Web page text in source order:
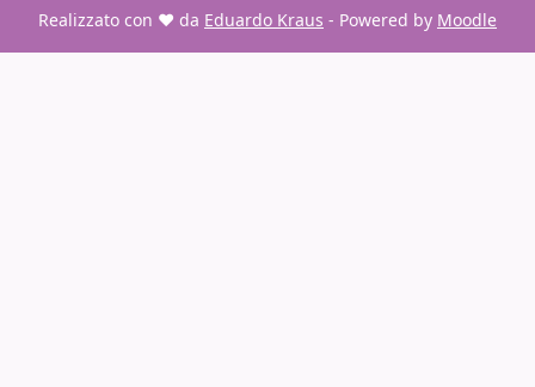
Realizzato con ❤️ da Eduardo Kraus - Powered by Moodle